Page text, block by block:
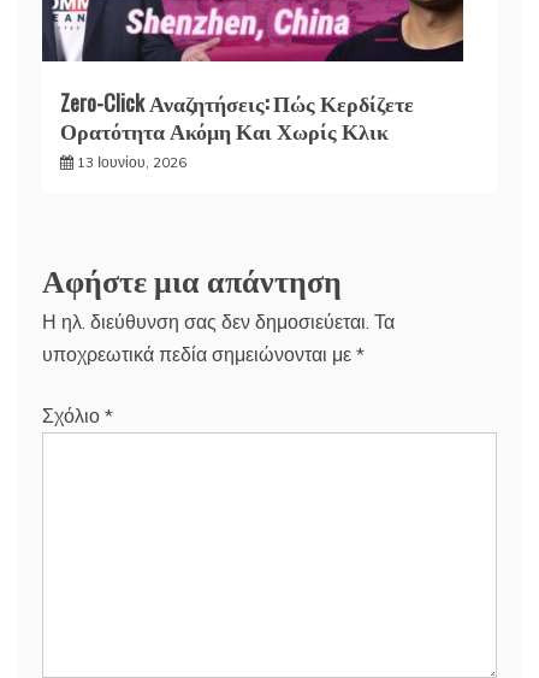
Zero-Click Αναζητήσεις: Πώς Κερδίζετε
Ορατότητα Ακόμη Και Χωρίς Κλικ
13 Ιουνίου, 2026
Αφήστε μια απάντηση
Η ηλ. διεύθυνση σας δεν δημοσιεύεται. Τα
υποχρεωτικά πεδία σημειώνονται με *
Σχόλιο *